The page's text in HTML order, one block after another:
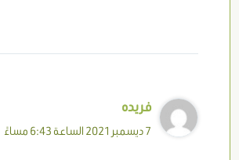
فريده
7 ديسمبر 2021 الساعة 6:43 مساءً